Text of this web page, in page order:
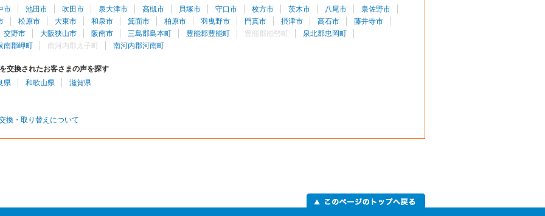
市
池田市 吹田市 泉大津市 高槻市 貝塚市 守口市 枚方市 茨木市 八尾市
泉佐野市
松原市 大東市 和泉市 箕面市 柏原市 羽曳野市 門真市 摂津市 高石市
藤井寺市
交野市
大阪狭山市 阪南市 三島郡島本町 豊能郡豊能町 豊能郡能勢町
泉北郡忠岡町
南郡岬町
南河内郡太子町 南河内郡河南町
交換されたお客さまの声を探す
県
和歌山県 滋賀県
換・取り替えについて